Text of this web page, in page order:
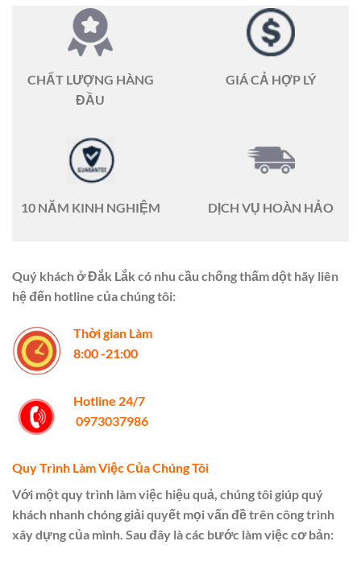
CHẤT LƯỢNG HÀNG
ĐẦU
GIÁ CẢ HỢP LÝ
10 NĂM KINH NGHIỆM DỊCH VỤ HOÀN HẢO
Quý khách ở Đắk Lắk có nhu cầu chống thấm dột hãy liên
hệ đến hotline của chúng tôi:
Thời gian Làm
8:00 -21:00
Hotline 24/7
0973037986
​Quy Trình Làm Việc Của Chúng Tôi
Với một quy trình làm việc hiệu quả, chúng tôi giúp quý
khách nhanh chóng giải quyết mọi vấn đề trên công trình
xây dựng của mình. Sau đây là các bước làm việc cơ bản: